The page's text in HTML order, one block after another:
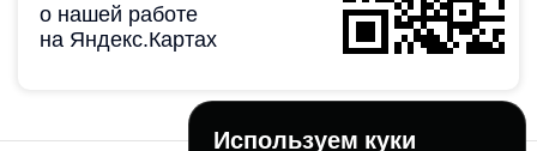
Используем куки